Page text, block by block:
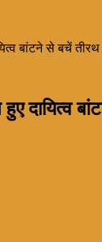
बांटने से बचें
दायित्व